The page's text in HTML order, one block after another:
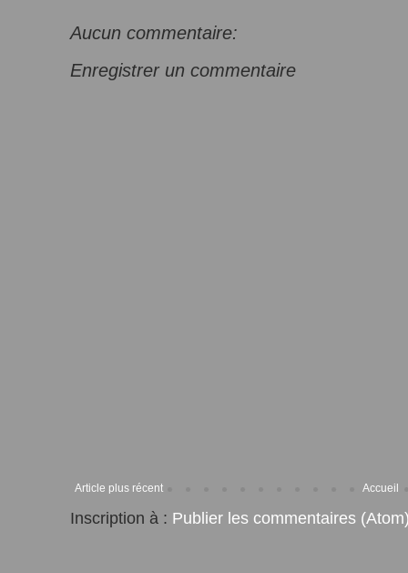
Aucun commentaire:
Enregistrer un commentaire
Article plus récent Accueil
Inscription à : Publier les commentaires